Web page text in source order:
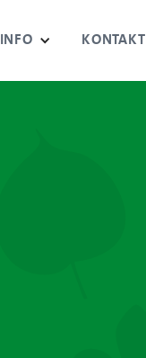
INFO KONTAKT